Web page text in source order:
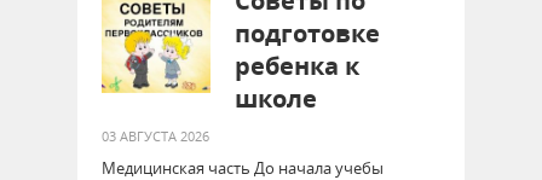
подготовке
ребенка к
школе
03 АВГУСТА 2026
Медицинская часть До начала учебы